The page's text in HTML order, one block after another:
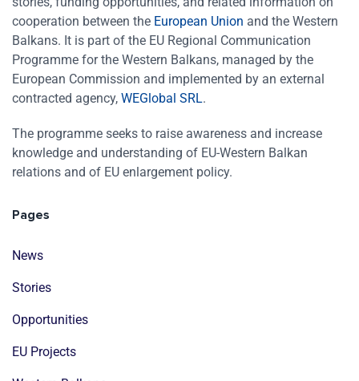
cooperation between the European Union and the Western
Balkans. It is part of the EU Regional Communication
Programme for the Western Balkans, managed by the
European Commission and implemented by an external
contracted agency, WEGlobal SRL.
The programme seeks to raise awareness and increase
knowledge and understanding of EU-Western Balkan
relations and of EU enlargement policy.
Pages
News
Stories
Opportunities
EU Projects